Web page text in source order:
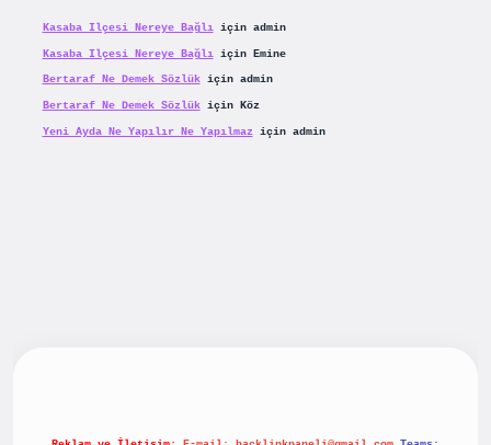
Kasaba Ilçesi Nereye Bağlıiçin admin
Kasaba Ilçesi Nereye Bağlıiçin Emine
Bertaraf Ne Demek Sözlükiçin admin
Bertaraf Ne Demek Sözlükiçin Köz
Yeni Ayda Ne Yapılır Ne Yapılmaziçin admin